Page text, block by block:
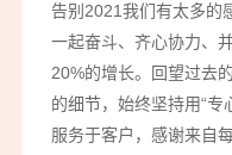
告别2021我们有太多的
一起奋斗、齐心协力、
20%的增长。回望过去
的细节，始终坚持用“专
服务于客户，感谢来自